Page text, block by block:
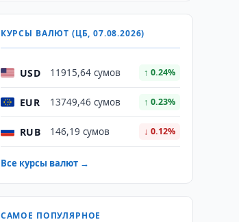
КУРСЫ ВАЛЮТ (ЦБ, 07.08.2026)
USD 11915,64 сумов ↑ 0.24%
EUR 13749,46 сумов ↑ 0.23%
RUB 146,19 сумов ↓ 0.12%
Все курсы валют →
САМОЕ ПОПУЛЯРНОЕ